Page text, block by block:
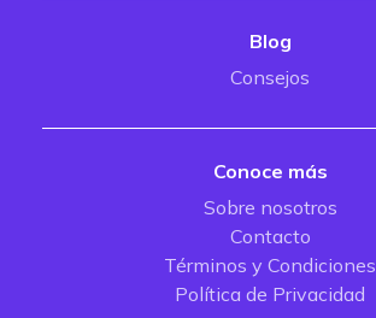
Blog
Consejos
Conoce más
Sobre nosotros
Contacto
Términos y Condiciones
Política de Privacidad